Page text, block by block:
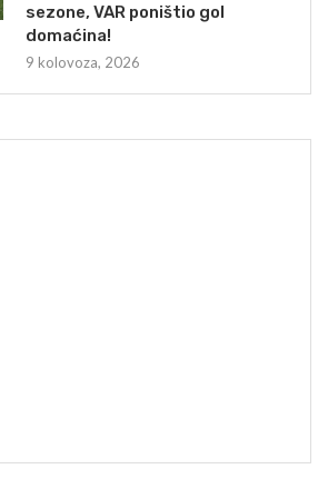
sezone, VAR poništio gol
domaćina!
9 kolovoza, 2026